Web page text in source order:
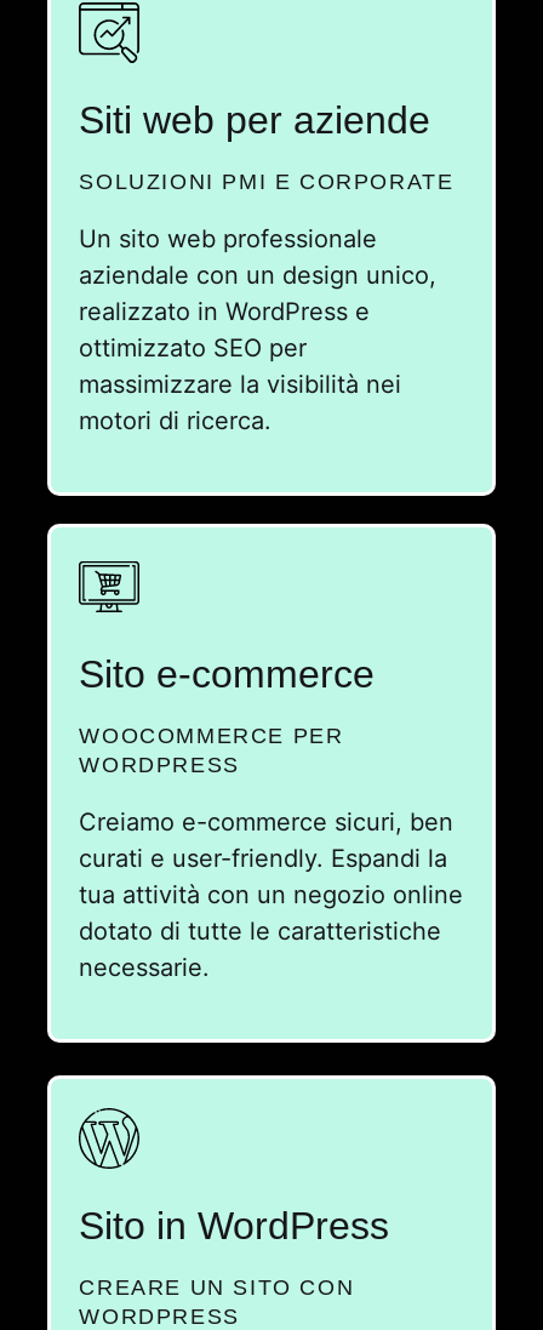
Siti web per aziende
SOLUZIONI PMI E CORPORATE
Un sito web professionale
aziendale con un design unico,
realizzato in WordPress e
ottimizzato SEO per
massimizzare la visibilità nei
motori di ricerca.
Sito e-commerce
WOOCOMMERCE PER
WORDPRESS
Creiamo e-commerce sicuri, ben
curati e user-friendly. Espandi la
tua attività con un negozio online
dotato di tutte le caratteristiche
necessarie.
Sito in WordPress
CREARE UN SITO CON
WORDPRESS